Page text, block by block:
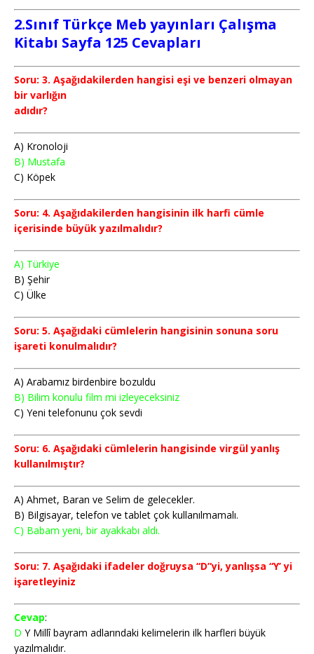
2.Sınıf Türkçe Meb yayınları Çalışma
Kitabı Sayfa 125 Cevapları
Soru: 3. Aşağıdakilerden hangisi eşi ve benzeri olmayan
bir varlığın
adıdır?
A) Kronoloji
B) Mustafa
C) Köpek
Soru: 4. Aşağıdakilerden hangisinin ilk harfi cümle
içerisinde büyük yazılmalıdır?
A) Türkiye
B) Şehir
C) Ülke
Soru: 5. Aşağıdaki cümlelerin hangisinin sonuna soru
işareti konulmalıdır?
A) Arabamız birdenbire bozuldu
B) Bilim konulu film mi izleyeceksiniz
C) Yeni telefonunu çok sevdi
Soru: 6. Aşağıdaki cümlelerin hangisinde virgül yanlış
kullanılmıştır?
A) Ahmet, Baran ve Selim de gelecekler.
B) Bilgisayar, telefon ve tablet çok kullanılmamalı.
C) Babam yeni, bir ayakkabı aldı.
Soru: 7. Aşağıdaki ifadeler doğruysa “D”yi, yanlışsa “Y’ yi
işaretleyiniz
Cevap:
D Y Millî bayram adlarındaki kelimelerin ilk harfleri büyük
yazılmalıdır.